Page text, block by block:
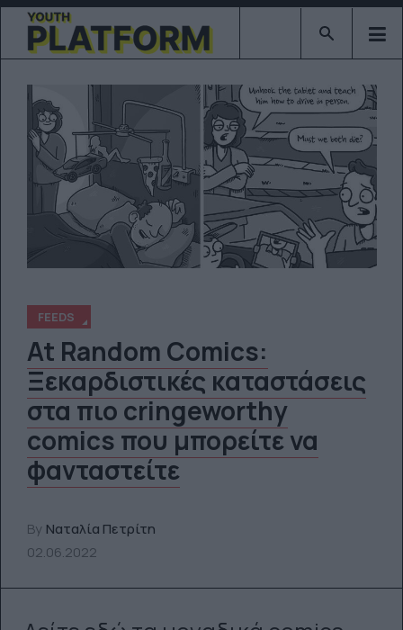
Type 2 or
FEEDS
At Random Comics:
Ξεκαρδιστικές καταστάσεις
στα πιο cringeworthy
comics που μπορείτε να
φανταστείτε
By Ναταλία Πετρίτη
02.06.2022